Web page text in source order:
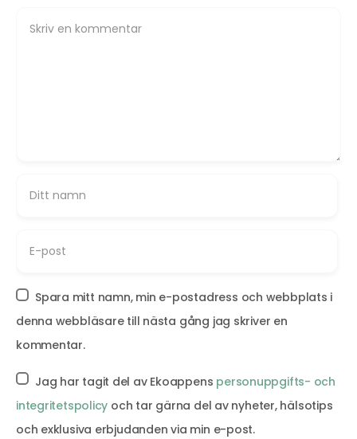
Spara mitt namn, min e-postadress och webbplats i
denna webbläsare till nästa gång jag skriver en
kommentar.
Jag har tagit del av Ekoappens personuppgifts- och
integritetspolicy och tar gärna del av nyheter, hälsotips
och exklusiva erbjudanden via min e-post.